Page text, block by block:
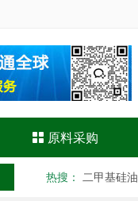
 原料采购
热搜 ： 二甲基硅油